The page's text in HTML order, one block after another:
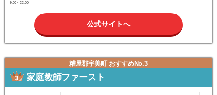
9:00～22:00
公式サイトへ
糟屋郡宇美町 おすすめNo.3
家庭教師ファースト